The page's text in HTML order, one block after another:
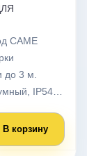
CAME
до 3 м.
IP54,
В корзину